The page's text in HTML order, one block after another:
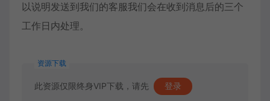
以说明发送到我们的客服我们会在收到消息后的三个
工作日内处理。
资源下载
此资源仅限终身VIP下载，请先 登录